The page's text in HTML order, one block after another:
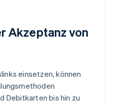
Akzeptanz von
einsetzen, können
Debitkarten bis hin zu